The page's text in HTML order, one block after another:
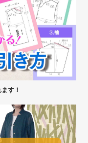
す！